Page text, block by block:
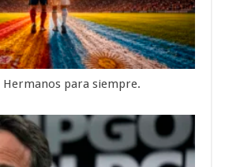
Hermanos para siempre.